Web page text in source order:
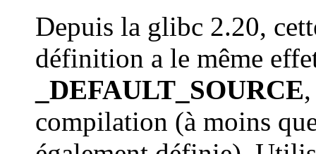
Depuis la glibc 2.20,
définition a le même
_DEFAULT_SOURCE
compilation (à moins